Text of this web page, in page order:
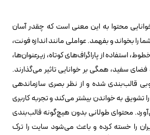
محتوا به این معنی است که چقدر آسان
را بخواند و بفهمد. عواملی مانند اندازه فونت،
استفاده از پاراگراف‌های کوتاه، زیرعنوان‌ها،
سفید، همگی بر خوانایی تاثیر می‌گذارند.
قالب‌بندی شده و از نظر بصری سازماندهی
تشویق به خواندن بیشتر می‌کند و تجربه کاربری
محتوای طولانی بدون هیچ‌گونه قالب‌بندی
را خسته کرده و باعث می‌شود سایت را ترک